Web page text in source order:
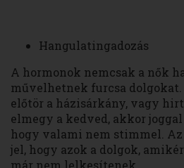
Hangulatingadozás
A hormonok nemcsak a nők
művelhetnek furcsa
előtör a házisárkány, vagy
elmegy a kedved, akkor
hogy valami nem stimmel.
jel, hogy azok a dolgok,
már nem lelkesítenek.